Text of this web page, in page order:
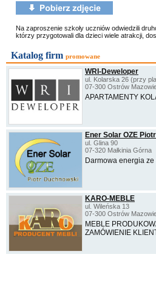
Na zaproszenie szkoły uczniów odwiedzili
którzy przygotowali dla dzieci wiele atrakcji,
Katalog firm promowane
WRI-Deweloper
ul. Kolarska 26 (przy
07-300 Ostrów
APARTAMENTY
Ener Solar OZE
ul. Glina 90
07-320 Małkinia Górna
Darmowa energia ze
KARO-MEBLE
ul. Wileńska 13
07-300 Ostrów
MEBLE
ZAMÓWIENIE